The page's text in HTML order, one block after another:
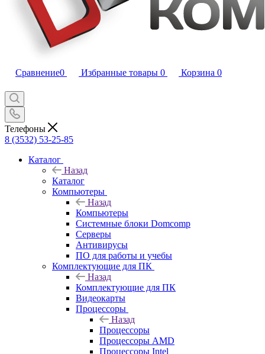
Сравнение0 Избранные товары 0 Корзина 0
Телефоны
8 (3532) 53-25-85
Каталог
Назад
Каталог
Компьютеры
Назад
Компьютеры
Системные блоки Domcomp
Серверы
Антивирусы
ПО для работы и учебы
Комплектующие для ПК
Назад
Комплектующие для ПК
Видеокарты
Процессоры
Назад
Процессоры
Процессоры AMD
Процессоры Intel